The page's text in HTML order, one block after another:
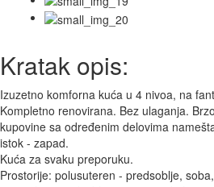
Kratak opis:
Izuzetno komforna kuća u 4 nivoa, na
Kompletno renovirana. Bez ulaganja.
kupovine sa određenim delovima
istok - zapad.
Kuća za svaku preporuku.
Prostorije: polusuteren - predsoblje,